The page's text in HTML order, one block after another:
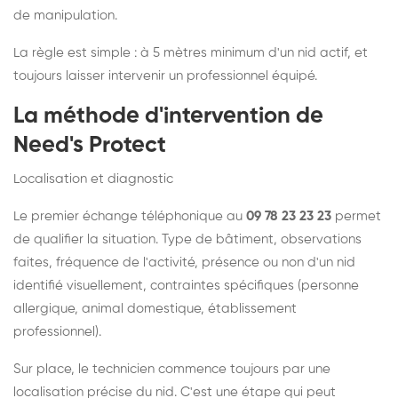
de manipulation.
La règle est simple : à 5 mètres minimum d'un nid actif, et
toujours laisser intervenir un professionnel équipé.
La méthode d'intervention de
Need's Protect
Localisation et diagnostic
Le premier échange téléphonique au 09 78 23 23 23 permet
de qualifier la situation. Type de bâtiment, observations
faites, fréquence de l'activité, présence ou non d'un nid
identifié visuellement, contraintes spécifiques (personne
allergique, animal domestique, établissement
professionnel).
Sur place, le technicien commence toujours par une
localisation précise du nid. C'est une étape qui peut